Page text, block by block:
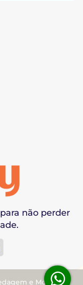
não perder
e Moradia.